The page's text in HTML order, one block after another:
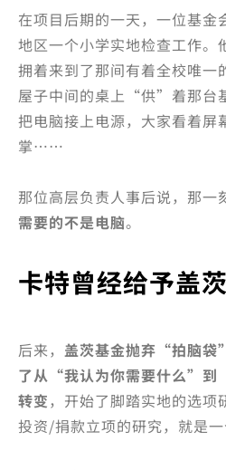
在项目后期的一天，一位基金
地区一个小学实地检查工作。
拥着来到了那间有着全校唯一
屋子中间的桌上“供”着那台
把电脑接上电源，大家看着屏
掌……
那位高层负责人事后说，那一
需要的不是电脑。
卡特曾经给予盖
后来， 盖茨基金抛弃“拍脑袋
了从“我认为你需要什么”
转变，开始了脚踏实地的选项
投资/捐款立项的研究，就是一